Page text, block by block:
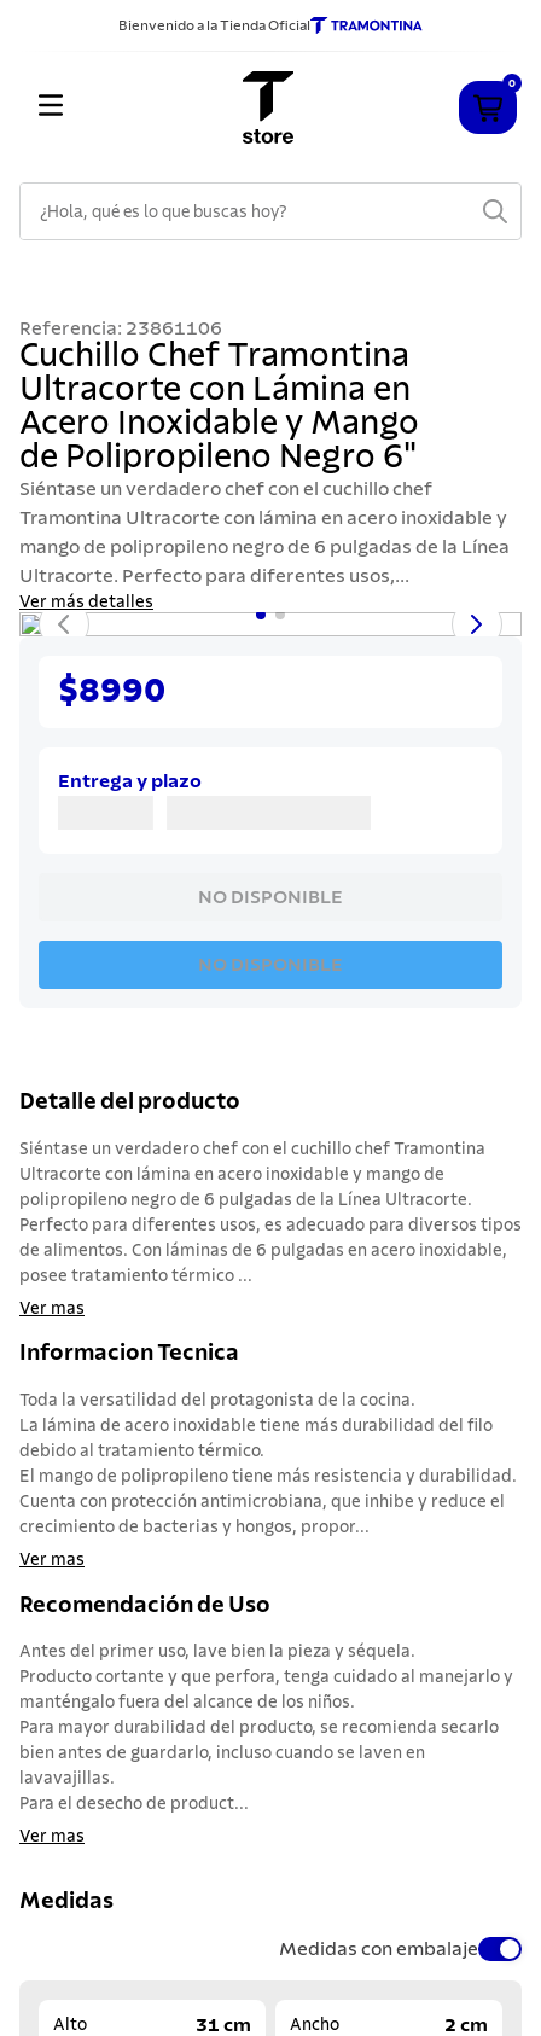
Bienvenido a la Tienda Oficial
0
Referencia: 23861106
Cuchillo Chef Tramontina
Ultracorte con Lámina en
Acero Inoxidable y Mango
de Polipropileno Negro 6"
Siéntase un verdadero chef con el cuchillo chef
Tramontina Ultracorte con lámina en acero inoxidable y
mango de polipropileno negro de 6 pulgadas de la Línea
Ultracorte. Perfecto para diferentes usos,...
Ver más detalles
$8990
Entrega y plazo
NO DISPONIBLE
NO DISPONIBLE
Detalle del producto
Siéntase un verdadero chef con el cuchillo chef Tramontina
Ultracorte con lámina en acero inoxidable y mango de
polipropileno negro de 6 pulgadas de la Línea Ultracorte.
Perfecto para diferentes usos, es adecuado para diversos tipos
de alimentos. Con láminas de 6 pulgadas en acero inoxidable,
posee tratamiento térmico ...
Ver mas
Informacion Tecnica
Toda la versatilidad del protagonista de la cocina.
La lámina de acero inoxidable tiene más durabilidad del filo
debido al tratamiento térmico.
El mango de polipropileno tiene más resistencia y durabilidad.
Cuenta con protección antimicrobiana, que inhibe y reduce el
crecimiento de bacterias y hongos, propor...
Ver mas
Recomendación de Uso
Antes del primer uso, lave bien la pieza y séquela.
Producto cortante y que perfora, tenga cuidado al manejarlo y
manténgalo fuera del alcance de los niños.
Para mayor durabilidad del producto, se recomienda secarlo
bien antes de guardarlo, incluso cuando se laven en
lavavajillas.
Para el desecho de product...
Ver mas
Medidas
Medidas con embalaje
Alto 31 cm Ancho 2 cm
2.
sarten
3.
cubiertos
4.
ollas
5.
acero inoxidable
6.
grano
7.
442
8.
solar
cuchillo
10. allegra